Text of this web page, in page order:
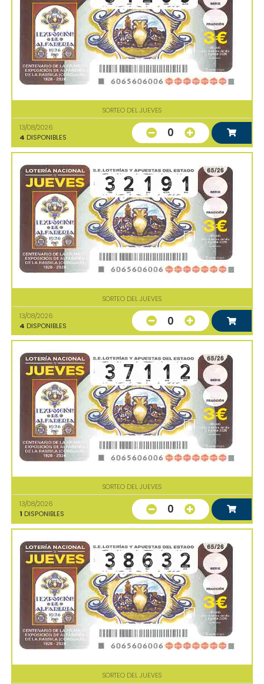
SORTEO DEL JUEVES
13/08/2026
4 DISPONIBLES 0
SORTEO DEL JUEVES
13/08/2026
4 DISPONIBLES 0
SORTEO DEL JUEVES
13/08/2026
1 DISPONIBLES 0
SORTEO DEL JUEVES